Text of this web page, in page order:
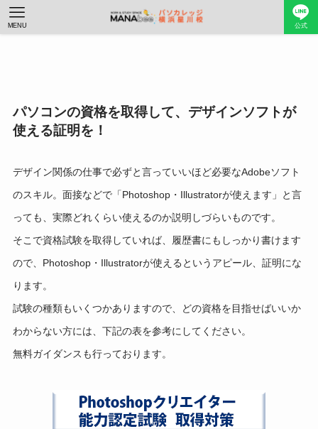
公式
MENU
パソコンの資格を取得して、デザインソフトが
使える証明を！
デザイン関係の仕事で必ずと言っていいほど必要なAdobeソフト
のスキル。面接などで「Photoshop・Illustratorが使えます」と言
っても、実際どれくらい使えるのか説明しづらいものです。
そこで資格試験を取得していれば、履歴書にもしっかり書けます
ので、Photoshop・Illustratorが使えるというアピール、証明にな
ります。
試験の種類もいくつかありますので、
どの資格を目指せばいいか
わからない方には、 下記の表を参考にしてください。
無料ガイダンスも行っております。